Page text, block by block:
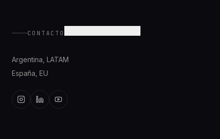
CONTACTO
Argentina LATAM
España EU